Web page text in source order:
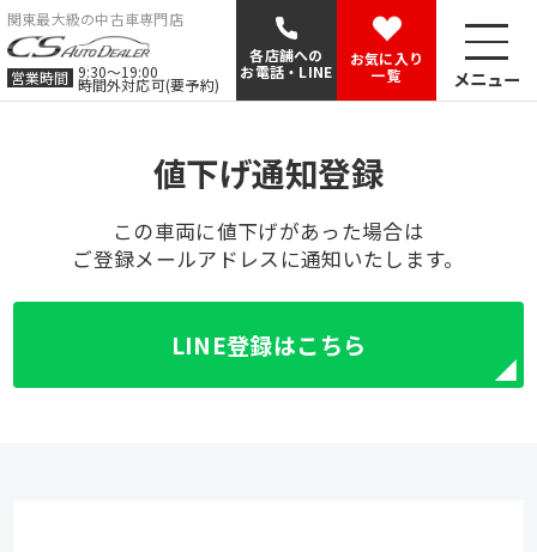
関東最大級の中古車専門店
営業時間 9:30〜19:00
時間外対応可(要予約)
各店舗への
お電話・LINE
お気に入り
一覧
メニュー
値下げ通知登録
この車両に値下げがあった場合は
ご登録メールアドレスに通知いたします。
LINE登録はこちら